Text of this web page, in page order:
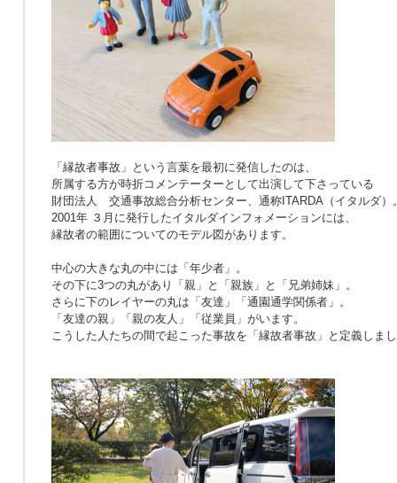
「縁故者事故」という言葉を最初に発信したのは、
所属する方が時折コメンテーターとして出演して下さっている
財団法人 交通事故総合分析センター、通称ITARDA（イタルダ）
2001年 ３月に発行したイタルダインフォメーションには、
縁故者の範囲についてのモデル図があります。
中心の大きな丸の中には「年少者」。
その下に3つの丸があり「親」と「親族」と「兄弟姉妹」。
さらに下のレイヤーの丸は「友達」「通園通学関係者」。
「友達の親」「親の友人」「従業員」がいます。
こうした人たちの間で起こった事故を「縁故者事故」と定義しま